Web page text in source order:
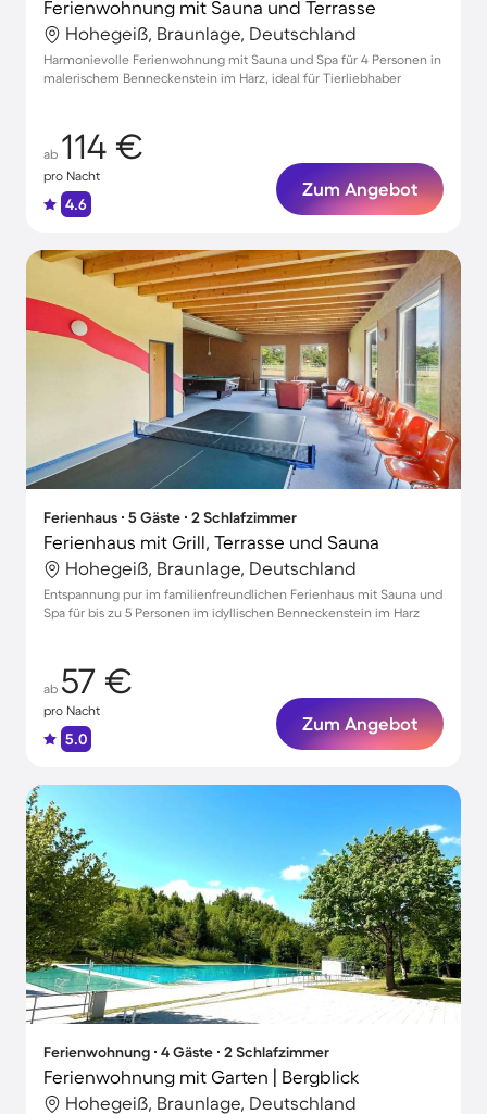
Ferienwohnung mit Sauna und Terrasse
Hohegeiß, Braunlage, Deutschland
Harmonievolle Ferienwohnung mit Sauna und Spa für 4 Personen in
malerischem Benneckenstein im Harz, ideal für Tierliebhaber
ab 114 €
pro Nacht
4.6
Zum Angebot
Ferienhaus ∙ 5 Gäste ∙ 2 Schlafzimmer
Ferienhaus mit Grill, Terrasse und Sauna
Hohegeiß, Braunlage, Deutschland
Entspannung pur im familienfreundlichen Ferienhaus mit Sauna und
Spa für bis zu 5 Personen im idyllischen Benneckenstein im Harz
ab 57 €
pro Nacht
5.0
Zum Angebot
Ferienwohnung ∙ 4 Gäste ∙ 2 Schlafzimmer
Ferienwohnung mit Garten | Bergblick
Hohegeiß, Braunlage, Deutschland